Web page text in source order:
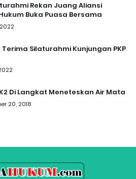
Rekan Juang Aliansi
Buka Puasa Bersama
Terima Silaturahmi Kunjungan PKP
Di Langkat Meneteskan Air Mata
20, 2018